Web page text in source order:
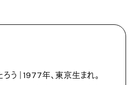
ろう｜1977年、東京生まれ。